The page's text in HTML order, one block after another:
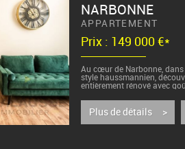
NARBONNE
APPARTEMENT
Prix : 149 000 €*
Au cœur de Narbonne,
style haussmannien,
entièrement rénové avec
Idéalement situé...
Plus de détails >